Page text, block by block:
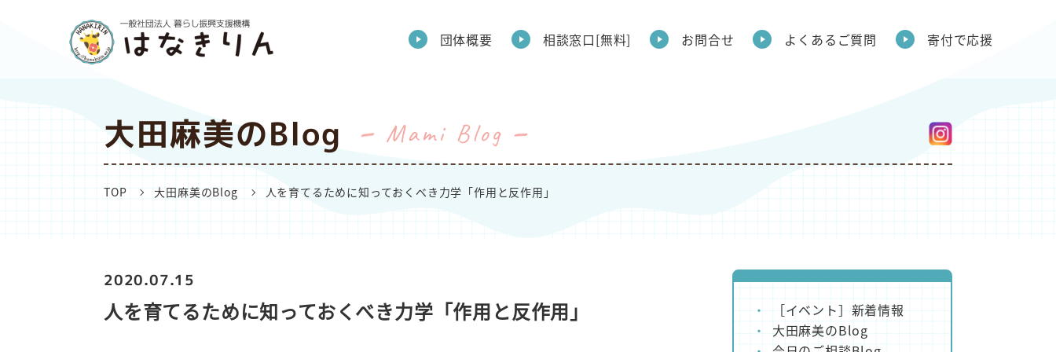
団体概要 相談窓口[無料] お問合せ よくあるご質問 寄付で応援
大田麻美のBlog Mami Blog
TOP 大田麻美のBlog 人を育てるために知っておくべき力学「作用と反作用」
2020.07.15
人を育てるために知っておくべき力学「作用と反作用」
［イベント］新着情報
大田麻美のBlog